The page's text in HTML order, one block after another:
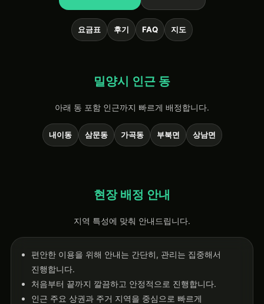
요금표 후기 FAQ 지도
밀양시 인근 동
아래 동 포함 인근까지 빠르게 배정합니다.
내이동 삼문동 가곡동 부북면 상남면
현장 배정 안내
지역 특성에 맞춰 안내드립니다.
편안한 이용을 위해 안내는 간단히, 관리는 집중해서
진행합니다.
처음부터 끝까지 깔끔하고 안정적으로 진행합니다.
인근 주요 상권과 주거 지역을 중심으로 빠르게